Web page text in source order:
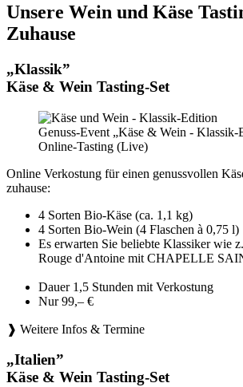
Unsere Wein und Käse
Zuhause
„Klassik”
Käse & Wein Tasting-Set
Genuss-Event „Käse & Wein -
Online-Tasting (Live)
Online Verkostung für einen genussvollen
zuhause:
4 Sorten Bio-Käse (ca. 1,1 kg)
4 Sorten Bio-Wein (4 Flaschen à 0,75 l)
Es erwarten Sie beliebte Klassiker wie
Rouge d'Antoine mit CHAPELLE
Dauer 1,5 Stunden mit Verkostung
Nur 99,– €
❱ Weitere Infos & Termine
„Italien”
Käse & Wein Tasting-Set